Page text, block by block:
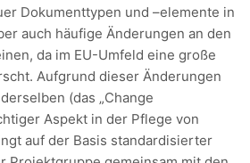
Dokumenttypen und –elemente in
auch häufige Änderungen an den
da im EU-Umfeld eine große
Aufgrund dieser Änderungen
(das „Change
Aspekt in der Pflege von
auf der Basis standardisierter